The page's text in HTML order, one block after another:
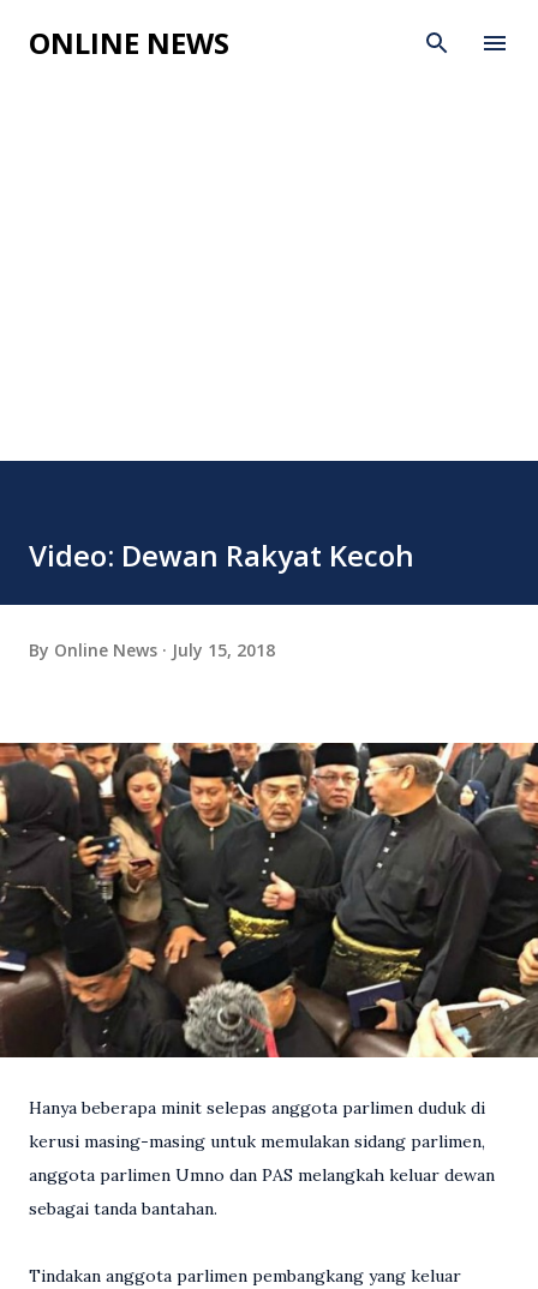
Skip to main content
ONLINE NEWS
Video: Dewan Rakyat Kecoh
By Online News July 15, 2018
Hanya beberapa minit selepas anggota parlimen duduk di
kerusi masing-masing untuk memulakan sidang parlimen,
anggota parlimen Umno dan PAS melangkah keluar dewan
sebagai tanda bantahan.
Tindakan anggota parlimen pembangkang yang keluar